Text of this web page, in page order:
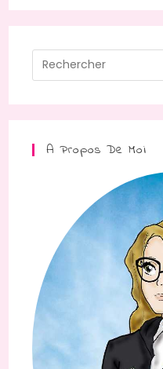
A Propos De Moi